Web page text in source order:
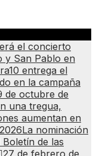
el concierto
y San Pablo en
entrega el
en la campaña
de octubre de
una tregua,
aumentan en
La nominación
de las
27 de febrero de